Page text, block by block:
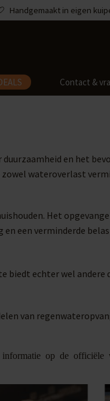
Handgemaakt in eigen
Contact &
en het
wateroverlast
Het
een verminderde
biedt echter wel
van
op de